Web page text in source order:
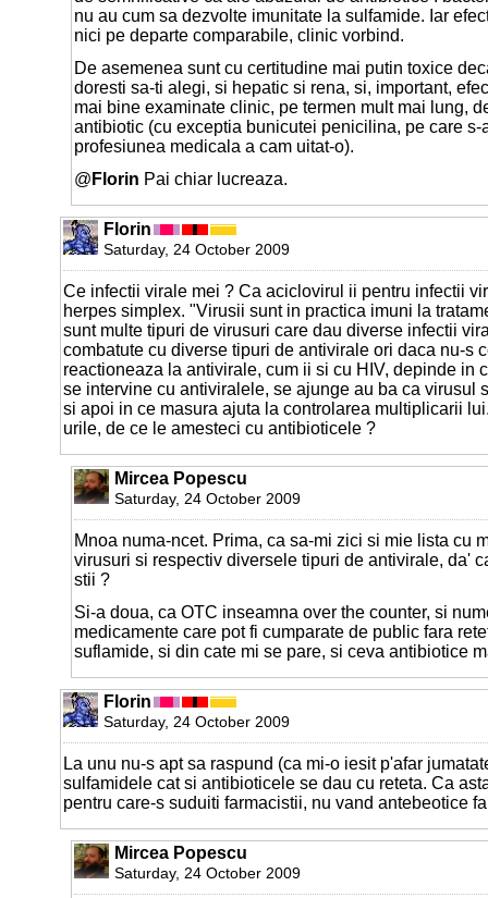
nu au cum sa dezvolte imunitate la sulfamide. Iar
nici pe departe comparabile, clinic vorbind.
De asemenea sunt cu certitudine mai putin toxice
doresti sa-ti alegi, si hepatic si rena, si, important,
mai bine examinate clinic, pe termen mult mai lung,
antibiotic (cu exceptia bunicutei penicilina, pe care s-
profesiunea medicala a cam uitat-o).
@ Florin Pai chiar lucreaza.
Florin
Saturday, 24 October 2009
Ce infectii virale mei ? Ca aciclovirul ii pentru infectii
herpes simplex. "Virusii sunt in practica imuni la
sunt multe tipuri de virusuri care dau diverse infectii
combatute cu diverse tipuri de antivirale ori daca nu-s
reactioneaza la antivirale, cum ii si cu HIV, depinde in
se intervine cu antiviralele, se ajunge au ba ca virusul
si apoi in ce masura ajuta la controlarea multiplicarii
urile, de ce le amesteci cu antibioticele ?
Mircea Popescu
Saturday, 24 October 2009
Mnoa numa-ncet. Prima, ca sa-mi zici si mie lista cu
virusuri si respectiv diversele tipuri de antivirale, da'
stii ?
Si-a doua, ca OTC inseamna over the counter, si
medicamente care pot fi cumparate de public fara
suflamide, si din cate mi se pare, si ceva antibiotice
Florin
Saturday, 24 October 2009
La unu nu-s apt sa raspund (ca mi-o iesit p'afar
sulfamidele cat si antibioticele se dau cu reteta. Ca
pentru care-s suduiti farmacistii, nu vand antebeotice
Mircea Popescu
Saturday, 24 October 2009